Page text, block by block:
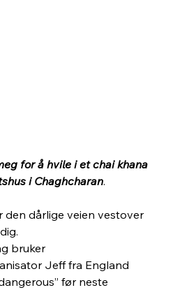
for å hvile i et chai khana
i Chaghcharan.
den dårlige veien vestover
bruker
Jeff fra England
før neste